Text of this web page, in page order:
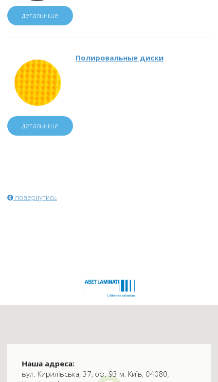
детальніше
Полировальные диски
детальніше
повернутись
Наша адреса:
вул. Кирилівська, 37, оф. 93 м. Київ, 04080,